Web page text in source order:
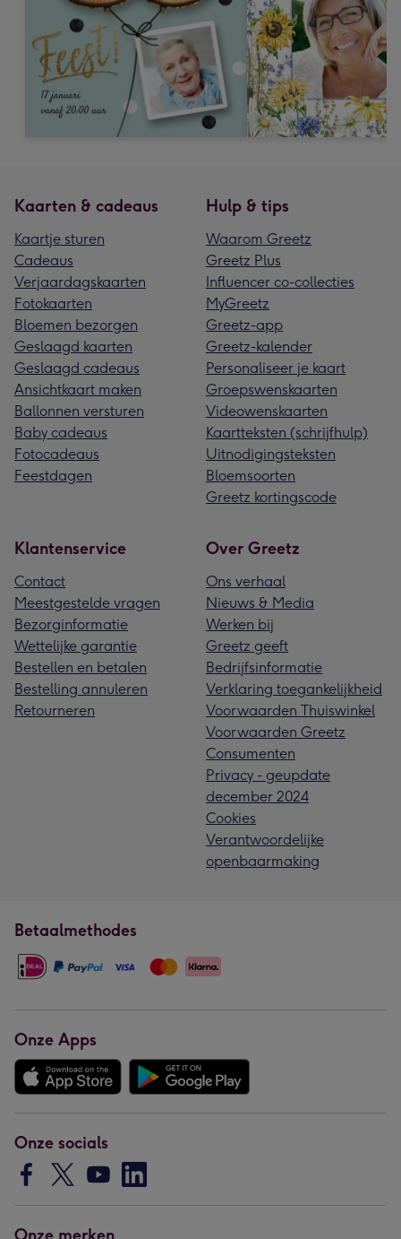
Kaarten & cadeaus
Kaartje sturen
Cadeaus
Verjaardagskaarten
Fotokaarten
Bloemen bezorgen
Geslaagd kaarten
Geslaagd cadeaus
Ansichtkaart maken
Ballonnen versturen
Baby cadeaus
Fotocadeaus
Feestdagen
Hulp & tips
Waarom Greetz
Greetz Plus
Influencer co-collecties
MyGreetz
Greetz-app
Greetz-kalender
Personaliseer je kaart
Groepswenskaarten
Videowenskaarten
Kaartteksten (schrijfhulp)
Uitnodigingsteksten
Bloemsoorten
Greetz kortingscode
Klantenservice
Contact
Meestgestelde vragen
Bezorginformatie
Wettelijke garantie
Bestellen en betalen
Bestelling annuleren
Retourneren
Over Greetz
Ons verhaal
Nieuws & Media
Werken bij
Greetz geeft
Bedrijfsinformatie
Verklaring toegankelijkheid
Voorwaarden Thuiswinkel
Voorwaarden Greetz
Consumenten
Privacy - geupdate
december 2024
Cookies
Verantwoordelijke
openbaarmaking
Betaalmethodes
Onze Apps
Onze socials
Onze merken